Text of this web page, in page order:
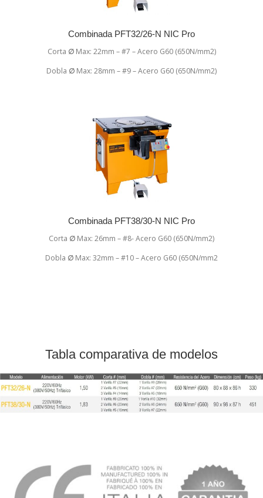
Combinada PFT32/26-N NIC Pro
Corta ∅Max: 22mm – #7 – Acero G60 (650N/mm2)
Dobla ∅ Max: 28mm – #9 – Acero G60 (650N/mm2)
Combinada PFT38/30-N NIC Pro
Corta ∅ Max: 26mm – #8- Acero G60 (650N/mm2)
Dobla ∅ Max: 32mm – #10 – Acero G60 (650N/mm2
Tabla comparativa de modelos